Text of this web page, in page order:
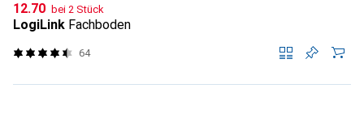
CHF
12.70 bei 2 Stück
LogiLink Fachboden
64